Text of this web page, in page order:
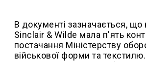
В документі зазначається, що
Sinclair & Wilde мала п'ять
постачання Міністерству
військової форми та